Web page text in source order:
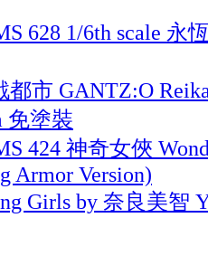
628 1/6th scale 永
都市 GANTZ:O
免塗裝
424 神奇女俠
Armor Version)
Girls by 奈良美智